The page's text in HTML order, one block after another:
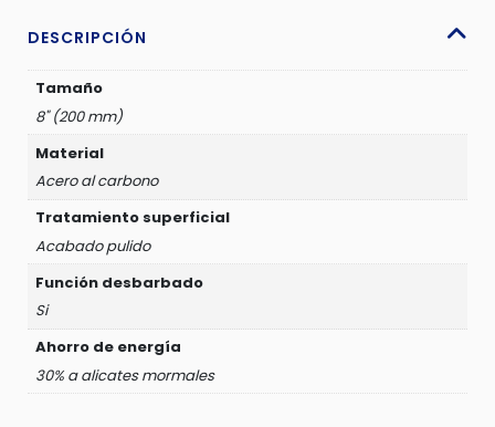
DESCRIPCIÓN
Tamaño
8" (200 mm)
Material
Acero al carbono
Tratamiento superficial
Acabado pulido
Función desbarbado
Si
Ahorro de energía
30% a alicates mormales